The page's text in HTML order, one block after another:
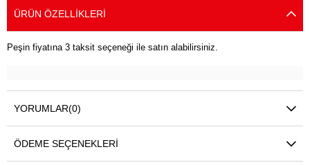
ÜRÜN ÖZELLIKLERI
Peşin fiyatına 3 taksit seçeneği ile satın alabilirsiniz.
YORUMLAR(0)
ÖDEME SEÇENEKLERI